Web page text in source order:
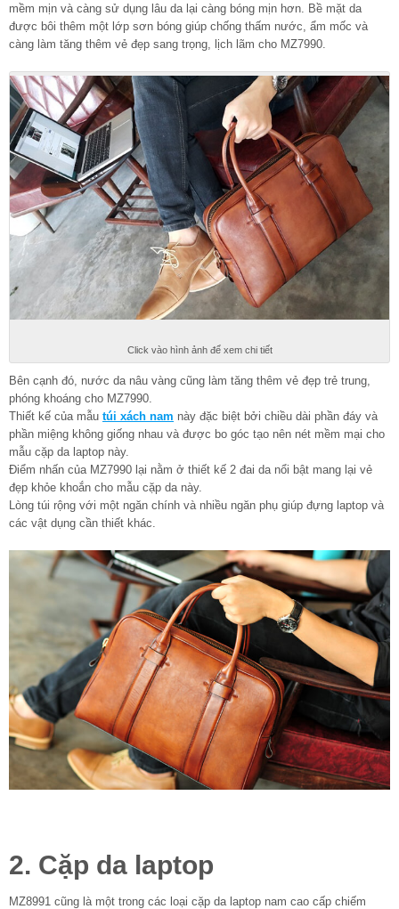
mềm mịn và càng sử dụng lâu da lại càng bóng mịn hơn. Bề mặt da
được bôi thêm một lớp sơn bóng giúp chống thấm nước, ẩm mốc và
càng làm tăng thêm vẻ đẹp sang trọng, lịch lãm cho MZ7990.
Click vào hình ảnh để xem chi tiết
Bên cạnh đó, nước da nâu vàng cũng làm tăng thêm vẻ đẹp trẻ trung,
phóng khoáng cho MZ7990.
Thiết kế của mẫu túi xách nam này đặc biệt bởi chiều dài phần đáy và
phần miệng không giống nhau và được bo góc tạo nên nét mềm mại cho
mẫu cặp da laptop này.
Điểm nhấn của MZ7990 lại nằm ở thiết kế 2 đai da nổi bật mang lại vẻ
đẹp khỏe khoắn cho mẫu cặp da này.
Lòng túi rộng với một ngăn chính và nhiều ngăn phụ giúp đựng laptop và
các vật dụng cần thiết khác.
2. Cặp da laptop
MZ8991 cũng là một trong các loại cặp da laptop nam cao cấp chiếm